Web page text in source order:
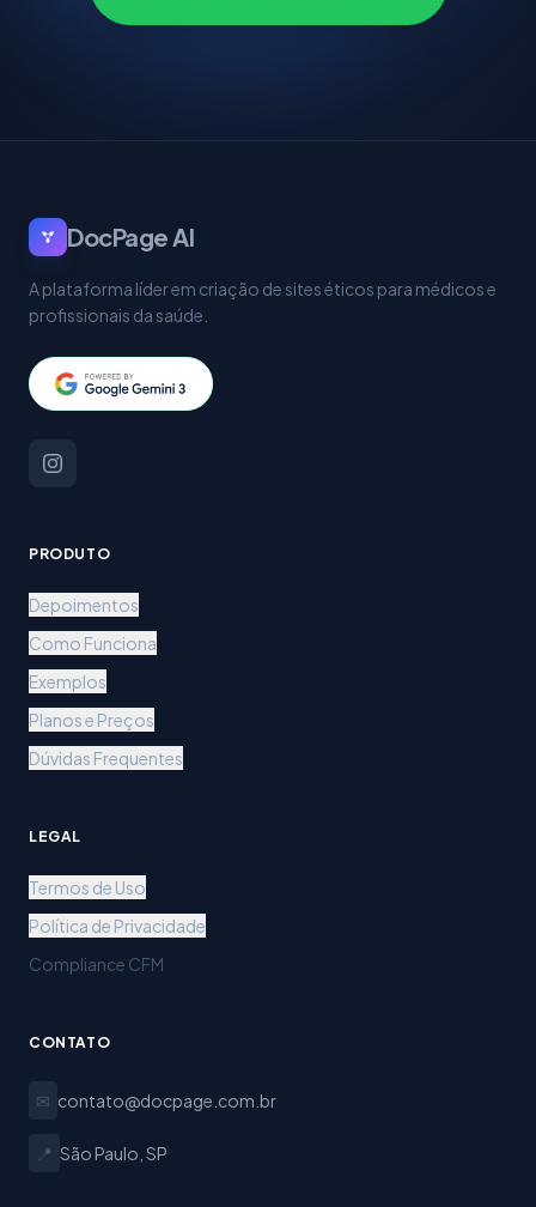
DocPage AI
A plataforma líder em criação de sites éticos para médicos e
profissionais da saúde.
PRODUTO
Depoimentos
Como Funciona
Exemplos
Planos e Preços
Dúvidas Frequentes
LEGAL
Termos de Uso
Política de Privacidade
Compliance CFM
CONTATO
✉ contato@docpage.com.br
📍 São Paulo, SP